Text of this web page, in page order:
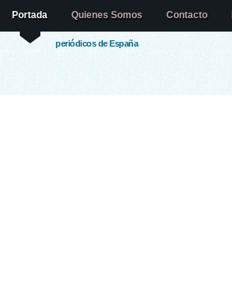
periódicos de España
Portada Quienes Somos Contacto